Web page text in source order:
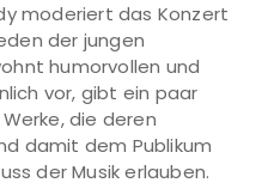
moderiert das Konzert
der jungen
humorvollen und
vor, gibt ein paar
die deren
damit dem Publikum
der Musik erlauben.